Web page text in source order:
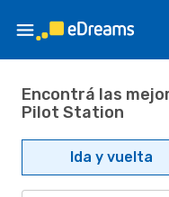
Encontrá las
Pilot Station
Ida y vuelta